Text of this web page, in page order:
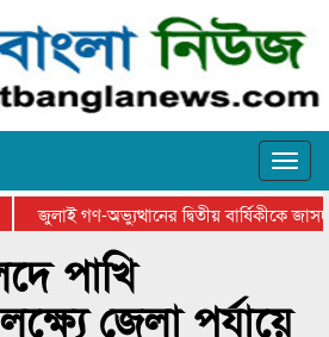
জুলাই গণ-অভ্যুত্থানের দ্বিতীয় বার্ষিকীকে
পাখি
জেলা পর্যায়ে